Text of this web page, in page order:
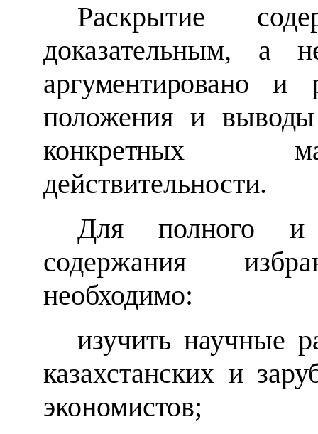
Раскрытие
доказательным, а
аргументировано и
положения и
конкретных
действительности.
Для полного и
содержания
необходимо:
изучить научные
казахстанских и
экономистов;